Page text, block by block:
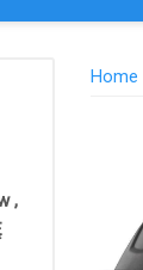
,
Home